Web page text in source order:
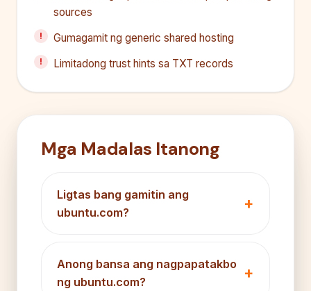
sources
Gumagamit ng generic shared hosting
Limitadong trust hints sa TXT records
Mga Madalas Itanong
Ligtas bang gamitin ang
ubuntu.com?
Anong bansa ang nagpapatakbo
ng ubuntu.com?